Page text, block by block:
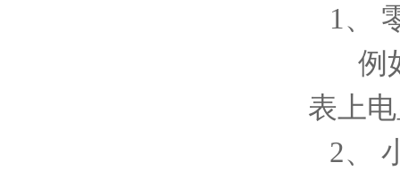
1、
例
表上
2、